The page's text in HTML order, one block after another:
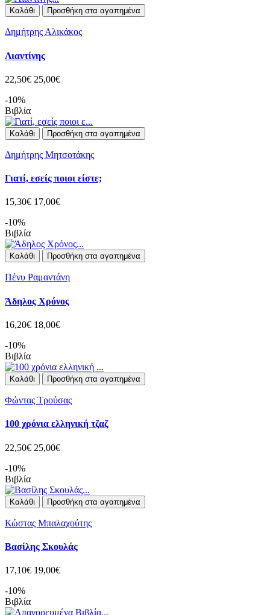
Καλάθι Προσθήκη στα αγαπημένα
Δημήτρης Αλικάκος
Λιαντίνης
22,50€ 25,00€
-10%
Βιβλία
Καλάθι Προσθήκη στα αγαπημένα
Δημήτρης Μητσοτάκης
Γιατί, εσείς ποιοι είστε;
15,30€ 17,00€
-10%
Βιβλία
Καλάθι Προσθήκη στα αγαπημένα
Πένυ Ραμαντάνη
Άδηλος Χρόνος
16,20€ 18,00€
-10%
Βιβλία
Καλάθι Προσθήκη στα αγαπημένα
Φώντας Τρούσας
100 χρόνια ελληνική τζαζ
22,50€ 25,00€
-10%
Βιβλία
Καλάθι Προσθήκη στα αγαπημένα
Κώστας Μπαλαχούτης
Βασίλης Σκουλάς
17,10€ 19,00€
-10%
Βιβλία